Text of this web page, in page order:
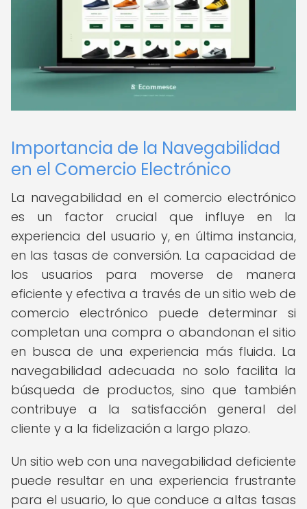
Importancia de la Navegabilidad
en el Comercio Electrónico
La navegabilidad en el comercio electrónico
es un factor crucial que influye en la
experiencia del usuario y, en última instancia,
en las tasas de conversión. La capacidad de
los usuarios para moverse de manera
eficiente y efectiva a través de un sitio web de
comercio electrónico puede determinar si
completan una compra o abandonan el sitio
en busca de una experiencia más fluida. La
navegabilidad adecuada no solo facilita la
búsqueda de productos, sino que también
contribuye a la satisfacción general del
cliente y a la fidelización a largo plazo.
Un sitio web con una navegabilidad deficiente
puede resultar en una experiencia frustrante
para el usuario, lo que conduce a altas tasas